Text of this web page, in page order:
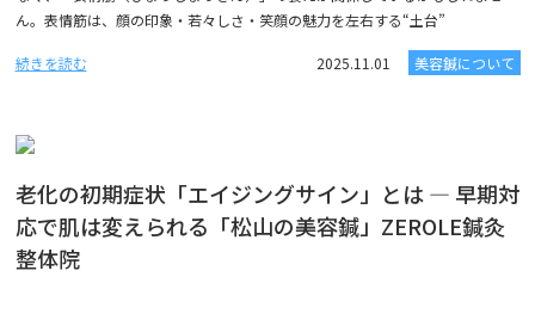
ん。表情筋は、顔の印象・若々しさ・笑顔の魅力を左右する“土台”
続きを読む 2025.11.01 美容鍼について
老化の初期症状「エイジングサイン」とは ― 早期対
応で肌は変えられる「松山の美容鍼」ZEROLE鍼灸
整体院